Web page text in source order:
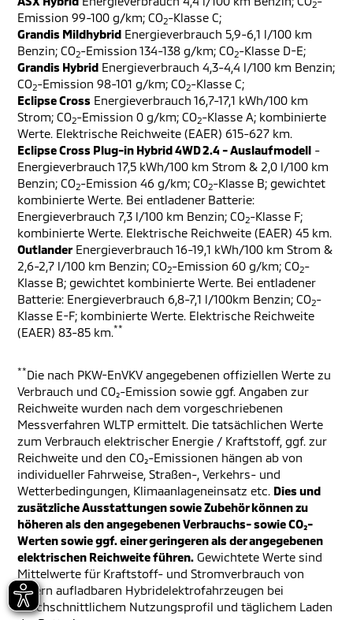
2
Emission 99-100 g/km; CO2-Klasse C;
Grandis Mildhybrid Energieverbrauch 5,9-6,1 l/100 km
Benzin; CO2-Emission 134-138 g/km; CO2-Klasse D-E;
Grandis Hybrid Energieverbrauch 4,3-4,4 l/100 km Benzin;
CO2-Emission 98-101 g/km; CO2-Klasse C;
Eclipse Cross Energieverbrauch 16,7-17,1 kWh/100 km
Strom; CO2-Emission 0 g/km; CO2-Klasse A; kombinierte
Werte. Elektrische Reichweite (EAER) 615-627 km.
Eclipse Cross Plug-in Hybrid 4WD 2.4 - Auslaufmodell -
Energieverbrauch 17,5 kWh/100 km Strom & 2,0 l/100 km
Benzin; CO2-Emission 46 g/km; CO2-Klasse B; gewichtet
kombinierte Werte. Bei entladener Batterie:
Energieverbrauch 7,3 l/100 km Benzin; CO2-Klasse F;
kombinierte Werte. Elektrische Reichweite (EAER) 45 km.
Outlander Energieverbrauch 16-19,1 kWh/100 km Strom &
2,6-2,7 l/100 km Benzin; CO2-Emission 60 g/km; CO2-
Klasse B; gewichtet kombinierte Werte. Bei entladener
Batterie: Energieverbrauch 6,8-7,1 l/100km Benzin; CO2-
Klasse E-F; kombinierte Werte. Elektrische Reichweite
(EAER) 83-85 km.**
**Die nach PKW-EnVKV angegebenen offiziellen Werte zu
Verbrauch und CO₂-Emission sowie ggf. Angaben zur
Reichweite wurden nach dem vorgeschriebenen
Messverfahren WLTP ermittelt. Die tatsächlichen Werte
zum Verbrauch elektrischer Energie / Kraftstoff, ggf. zur
Reichweite und den CO₂-Emissionen hängen ab von
individueller Fahrweise, Straßen-, Verkehrs- und
Wetterbedingungen, Klimaanlageneinsatz etc. Dies und
zusätzliche Ausstattungen sowie Zubehör können zu
höheren als den angegebenen Verbrauchs- sowie CO₂-
Werten sowie ggf. einer geringeren als der angegebenen
elektrischen Reichweite führen. Gewichtete Werte sind
Mittelwerte für Kraftstoff- und Stromverbrauch von
extern aufladbaren Hybridelektrofahrzeugen bei
durchschnittlichem Nutzungsprofil und täglichem Laden